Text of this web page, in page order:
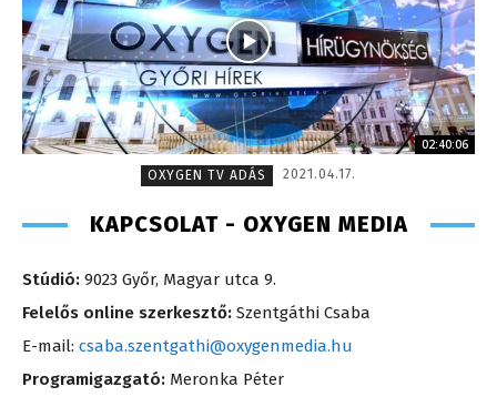
02:40:06
OXYGEN TV ADÁS
2021.04.17.
KAPCSOLAT - OXYGEN MEDIA
Stúdió: 9023 Győr, Magyar utca 9.
Felelős online szerkesztő: Szentgáthi Csaba
E-mail: csaba.szentgathi@oxygenmedia.hu
Programigazgató: Meronka Péter